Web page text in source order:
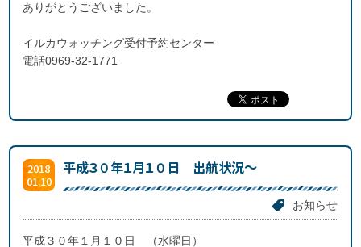
ありがとうございました。
イルカウォッチング受付予約センター
電話0969-32-1771
2018
01.10
平成３０年１月１０日 出航状況～
お知らせ
平成３０年１月１０日 （水曜日）